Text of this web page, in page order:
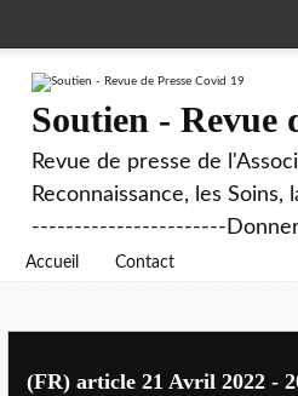
Soutien - Revue
Revue de presse de
Reconnaissance, les
-----------------------Donner
Accueil Contact
(FR) article 21 Avril 2022 -